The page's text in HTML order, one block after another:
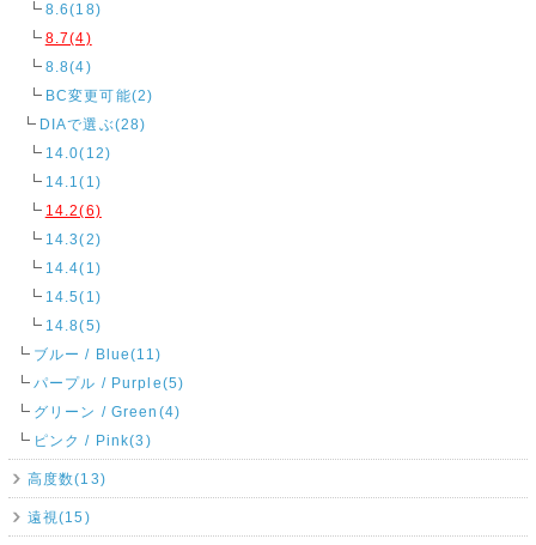
8.6(18)
8.7(4)
8.8(4)
BC変更可能(2)
DIAで選ぶ(28)
14.0(12)
14.1(1)
14.2(6)
14.3(2)
14.4(1)
14.5(1)
14.8(5)
ブルー / Blue(11)
パープル / Purple(5)
グリーン / Green(4)
ピンク / Pink(3)
高度数(13)
遠視(15)